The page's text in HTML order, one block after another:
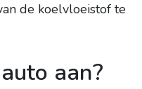
de koelvloeistof te
aan?